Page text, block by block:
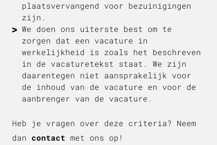
plaatsvervangend voor bezuinigingen
zijn.
We doen ons uiterste best om te
zorgen dat een vacature in
werkelijkheid is zoals het beschreven
in de vacaturetekst staat. We zijn
daarentegen niet aansprakelijk voor
de inhoud van de vacature en voor de
aanbrenger van de vacature.
Heb je vragen over deze criteria? Neem
dan contact met ons op!